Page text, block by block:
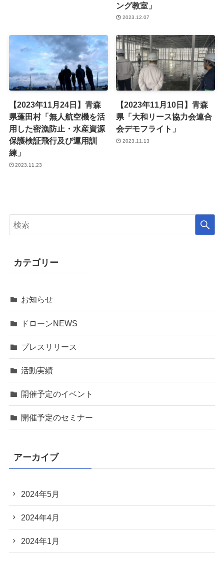
ング教室」
2023.12.07
【2023年11月24日】青森
県蓬田村「無人航空機を活
用した密漁防止・水産資源
保護検証飛行及び運用訓
練」
2023.11.23
【2023年11月10日】青森
県「大和リース協力会連合
会デモフライト」
2023.11.13
カテゴリー
お知らせ
ドローンNEWS
プレスリリース
活動実績
開催予定のイベント
開催予定のセミナー
アーカイブ
2024年5月
2024年4月
2024年1月